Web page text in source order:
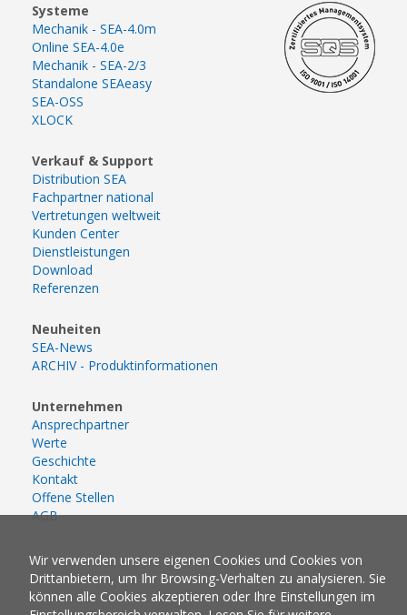
Systeme
Mechanik - SEA-4.0m
Online SEA-4.0e
Mechanik - SEA-2/3
Standalone SEAeasy
SEA-OSS
XLOCK
Verkauf & Support
Distribution SEA
Fachpartner national
Vertretungen weltweit
Kunden Center
Dienstleistungen
Download
Referenzen
Neuheiten
SEA-News
ARCHIV - Produktinformationen
Unternehmen
Ansprechpartner
Werte
Geschichte
Kontakt
Offene Stellen
AGB
Wir verwenden unsere eigenen Cookies und Cookies von
Drittanbietern, um Ihr Browsing-Verhalten zu analysieren. Sie
können alle Cookies akzeptieren oder Ihre Einstellungen im